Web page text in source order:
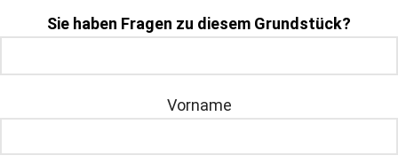
Sie haben Fragen zu diesem Grundstück?
Vorname